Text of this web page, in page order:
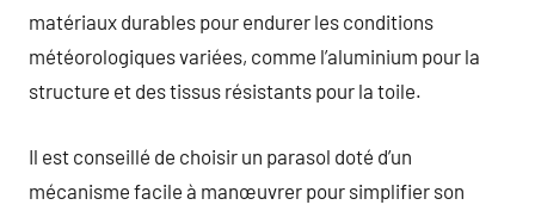
matériaux durables pour endurer les conditions
météorologiques variées, comme l’aluminium pour la
structure et des tissus résistants pour la toile.
Il est conseillé de choisir un parasol doté d’un
mécanisme facile à manœuvrer pour simplifier son